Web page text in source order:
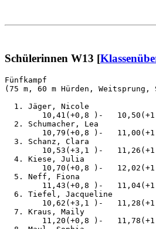
Schülerinnen W13 [
Fünfkampf
(75 m, 60 m Hürden,
1. Jäger, Nicole
10,41(+0,8 )-
2. Schumacher, Lea
10,79(+0,8 )-
3. Schanz, Clara
10,53(+3,1 )-
4. Kiese, Julia
10,70(+0,8 )-
5. Neff, Fiona
11,43(+0,8 )-
6. Tiefel, Jacqueline
10,62(+3,1 )-
7. Kraus, Maily
11,20(+0,8 )-